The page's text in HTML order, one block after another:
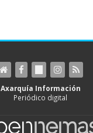
Axarquía Información
Periódico digital